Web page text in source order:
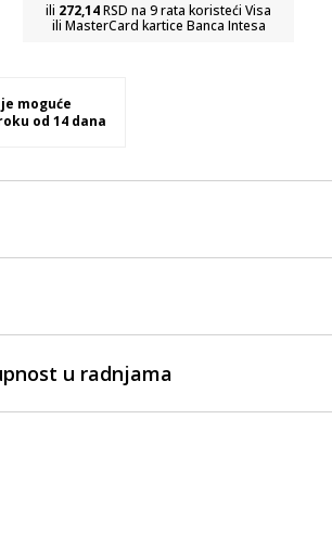
ili 272,14RSD na 9 rata koristeći Visa
ili MasterCard kartice Banca Intesa
moguće
od 14 dana
u radnjama